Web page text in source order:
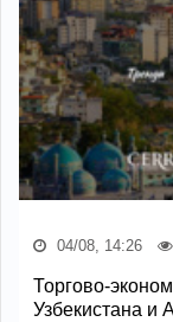
04/08, 14:26
Торгово-
Узбекистана и